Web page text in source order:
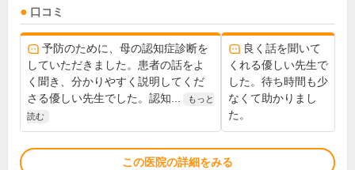
口コミ
予防のために、母の認知症診断を
していただきました。患者の話をよ
く聞き、分かりやすく説明してくだ
さる優しい先生でした。認知...
もっと
読む
良く話を聞いて
くれる優しい先生で
した。待ち時間も少
なくて助かりまし
た。
この医院の詳細をみる